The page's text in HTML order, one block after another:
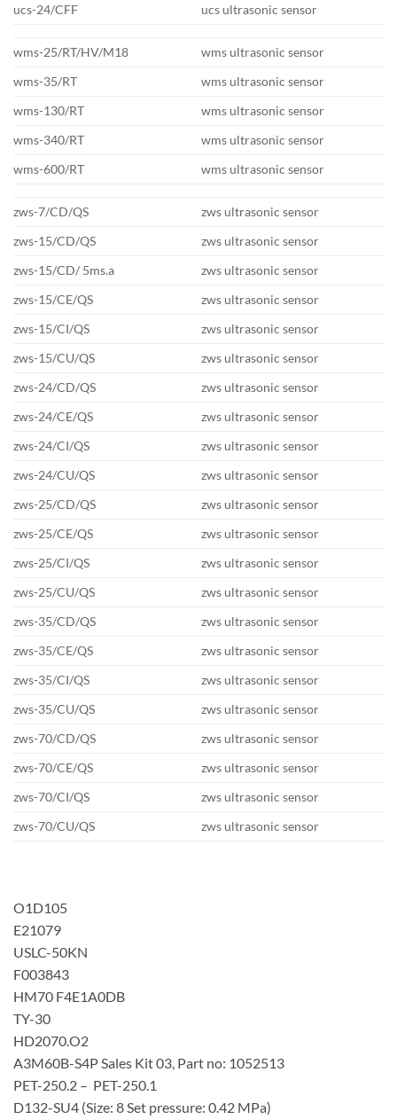
ucs-24/CFF
ucs ultrasonic sensor
wms-25/RT/HV/M18
wms ultrasonic sensor
wms-35/RT
wms ultrasonic sensor
wms-130/RT
wms ultrasonic sensor
wms-340/RT
wms ultrasonic sensor
wms-600/RT
wms ultrasonic sensor
zws-7/CD/QS
zws ultrasonic sensor
zws-15/CD/QS
zws ultrasonic sensor
zws-15/CD/ 5ms.a
zws ultrasonic sensor
zws-15/CE/QS
zws ultrasonic sensor
zws-15/CI/QS
zws ultrasonic sensor
zws-15/CU/QS
zws ultrasonic sensor
zws-24/CD/QS
zws ultrasonic sensor
zws-24/CE/QS
zws ultrasonic sensor
zws-24/CI/QS
zws ultrasonic sensor
zws-24/CU/QS
zws ultrasonic sensor
zws-25/CD/QS
zws ultrasonic sensor
zws-25/CE/QS
zws ultrasonic sensor
zws-25/CI/QS
zws ultrasonic sensor
zws-25/CU/QS
zws ultrasonic sensor
zws-35/CD/QS
zws ultrasonic sensor
zws-35/CE/QS
zws ultrasonic sensor
zws-35/CI/QS
zws ultrasonic sensor
zws-35/CU/QS
zws ultrasonic sensor
zws-70/CD/QS
zws ultrasonic sensor
zws-70/CE/QS
zws ultrasonic sensor
zws-70/CI/QS
zws ultrasonic sensor
zws-70/CU/QS
zws ultrasonic sensor
O1D105
E21079
USLC-50KN
F003843
HM70 F4E1A0DB
TY-30
HD2070.O2
A3M60B-S4P Sales Kit 03, Part no: 1052513
PET-250.2 – PET-250.1
D132-SU4 (Size: 8 Set pressure: 0.42 MPa)